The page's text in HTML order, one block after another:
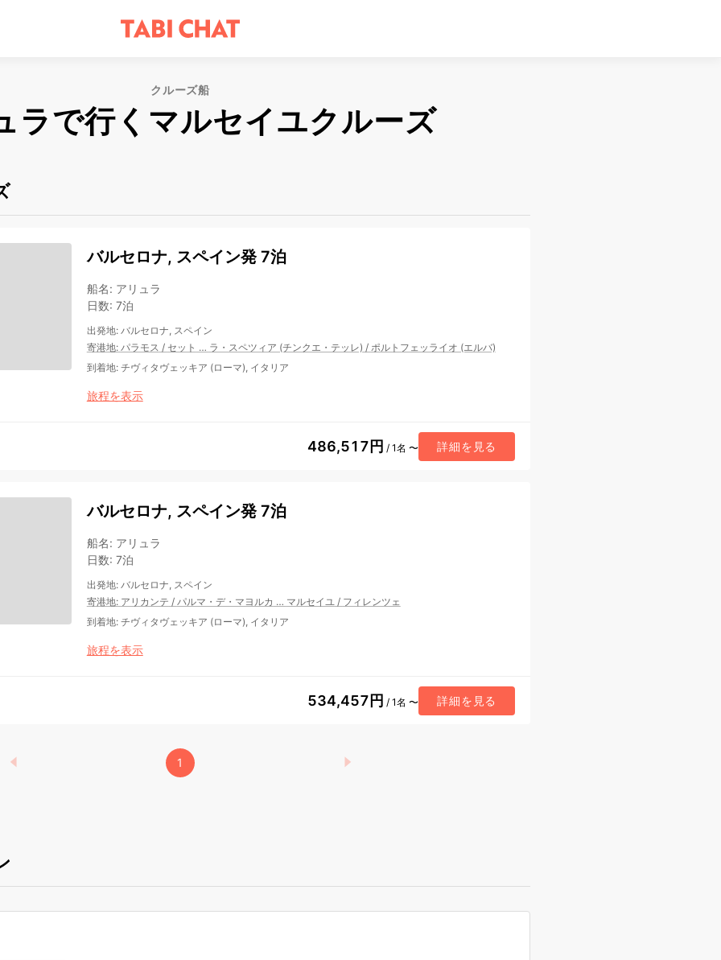
クルーズ船
ラで行くマルセイユクルーズ
バルセロナ, スペイン発 7泊
船名: アリュラ
日数: 7泊
出発地: バルセロナ, スペイン
寄港地: パラモス / セット … ラ・スペツィア (チンクエ・テッレ) / ポルトフェッライオ (エルバ)
到着地: チヴィタヴェッキア (ローマ), イタリア
旅程を表示
486,517円 / 1名 〜 詳細を見る
バルセロナ, スペイン発 7泊
船名: アリュラ
日数: 7泊
出発地: バルセロナ, スペイン
寄港地: アリカンテ / パルマ・デ・マヨルカ … マルセイユ/ フィレンツェ
到着地: チヴィタヴェッキア (ローマ), イタリア
旅程を表示
534,457円 / 1名 〜 詳細を見る
1